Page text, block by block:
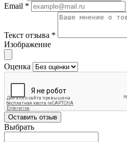
Email *
Текст отзыва *
Изображение
Оценка
Оставить отзыв
Выбрать